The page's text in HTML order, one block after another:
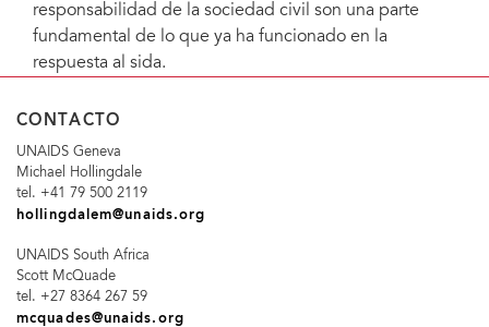
responsabilidad de la sociedad civil son una parte
fundamental de lo que ya ha funcionado en la
respuesta al sida.
CONTACTO
UNAIDS Geneva
Michael Hollingdale
tel. +41 79 500 2119
hollingdalem@unaids.org
UNAIDS South Africa
Scott McQuade
tel. +27 8364 267 59
mcquades@unaids.org